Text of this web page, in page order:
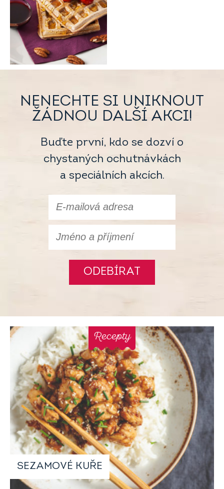
NENECHTE SI UNIKNOUT
ŽÁDNOU DALŠÍ AKCI!
Buďte první, kdo se dozví o
chystaných ochutnávkách
a speciálních akcích.
ODEBÍRAT
SEZAMOVÉ KUŘE
Recepty